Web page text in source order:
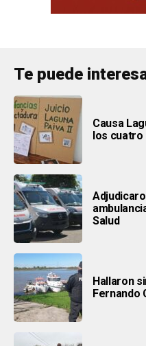
Te puede
Causa
los cuatro
Salud
Hallaron
Fernando